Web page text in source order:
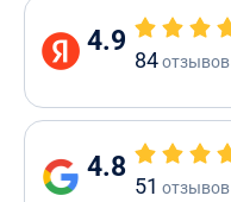
4.9
84отзывов
4.8
51 отзывов